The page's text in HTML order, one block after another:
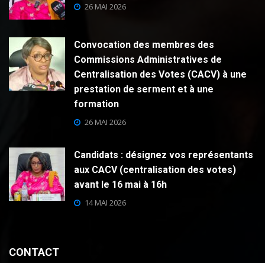
26 MAI 2026
Convocation des membres des
Commissions Administratives de
Centralisation des Votes (CACV) à une
prestation de serment et à une
formation
26 MAI 2026
Candidats : désignez vos représentants
aux CACV (centralisation des votes)
avant le 16 mai à 16h
14 MAI 2026
CONTACT